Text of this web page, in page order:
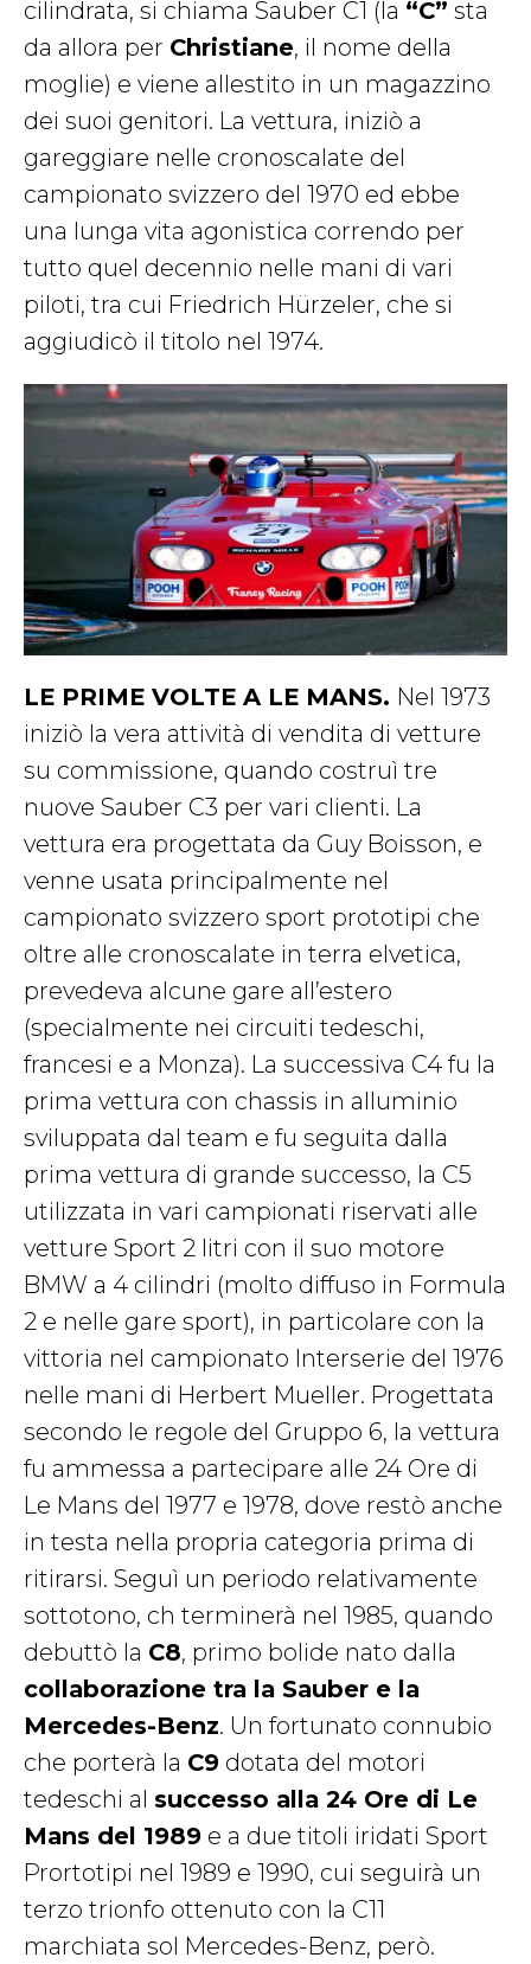
cilindrata, si chiama Sauber C1 (la “C” sta
da allora per Christiane, il nome della
moglie) e viene allestito in un magazzino
dei suoi genitori. La vettura, iniziò a
gareggiare nelle cronoscalate del
campionato svizzero del 1970 ed ebbe
una lunga vita agonistica correndo per
tutto quel decennio nelle mani di vari
piloti, tra cui Friedrich Hürzeler, che si
aggiudicò il titolo nel 1974.
LE PRIME VOLTE A LE MANS. Nel 1973
iniziò la vera attività di vendita di vetture
su commissione, quando costruì tre
nuove Sauber C3 per vari clienti. La
vettura era progettata da Guy Boisson, e
venne usata principalmente nel
campionato svizzero sport prototipi che
oltre alle cronoscalate in terra elvetica,
prevedeva alcune gare all’estero
(specialmente nei circuiti tedeschi,
francesi e a Monza). La successiva C4 fu la
prima vettura con chassis in alluminio
sviluppata dal team e fu seguita dalla
prima vettura di grande successo, la C5
utilizzata in vari campionati riservati alle
vetture Sport 2 litri con il suo motore
BMW a 4 cilindri (molto diffuso in Formula
2 e nelle gare sport), in particolare con la
vittoria nel campionato Interserie del 1976
nelle mani di Herbert Mueller. Progettata
secondo le regole del Gruppo 6, la vettura
fu ammessa a partecipare alle 24 Ore di
Le Mans del 1977 e 1978, dove restò anche
in testa nella propria categoria prima di
ritirarsi. Seguì un periodo relativamente
sottotono, ch terminerà nel 1985, quando
debuttò la C8, primo bolide nato dalla
collaborazione tra la Sauber e la
Mercedes-Benz. Un fortunato connubio
che porterà la C9 dotata del motori
tedeschi al successo alla 24 Ore di Le
Mans del 1989 e a due titoli iridati Sport
Prortotipi nel 1989 e 1990, cui seguirà un
terzo trionfo ottenuto con la C11
marchiata sol Mercedes-Benz, però.